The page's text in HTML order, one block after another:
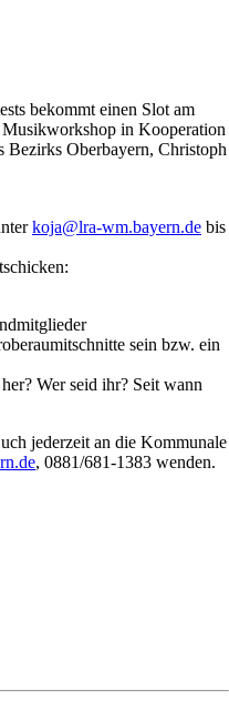
bekommt einen Slot am
in Kooperation
Bezirks Oberbayern, Christoph
koja@lra-wm.bayern.de bis
sein bzw. ein
Wer seid ihr? Seit wann
jederzeit an die Kommunale
, 0881/681-1383 wenden.